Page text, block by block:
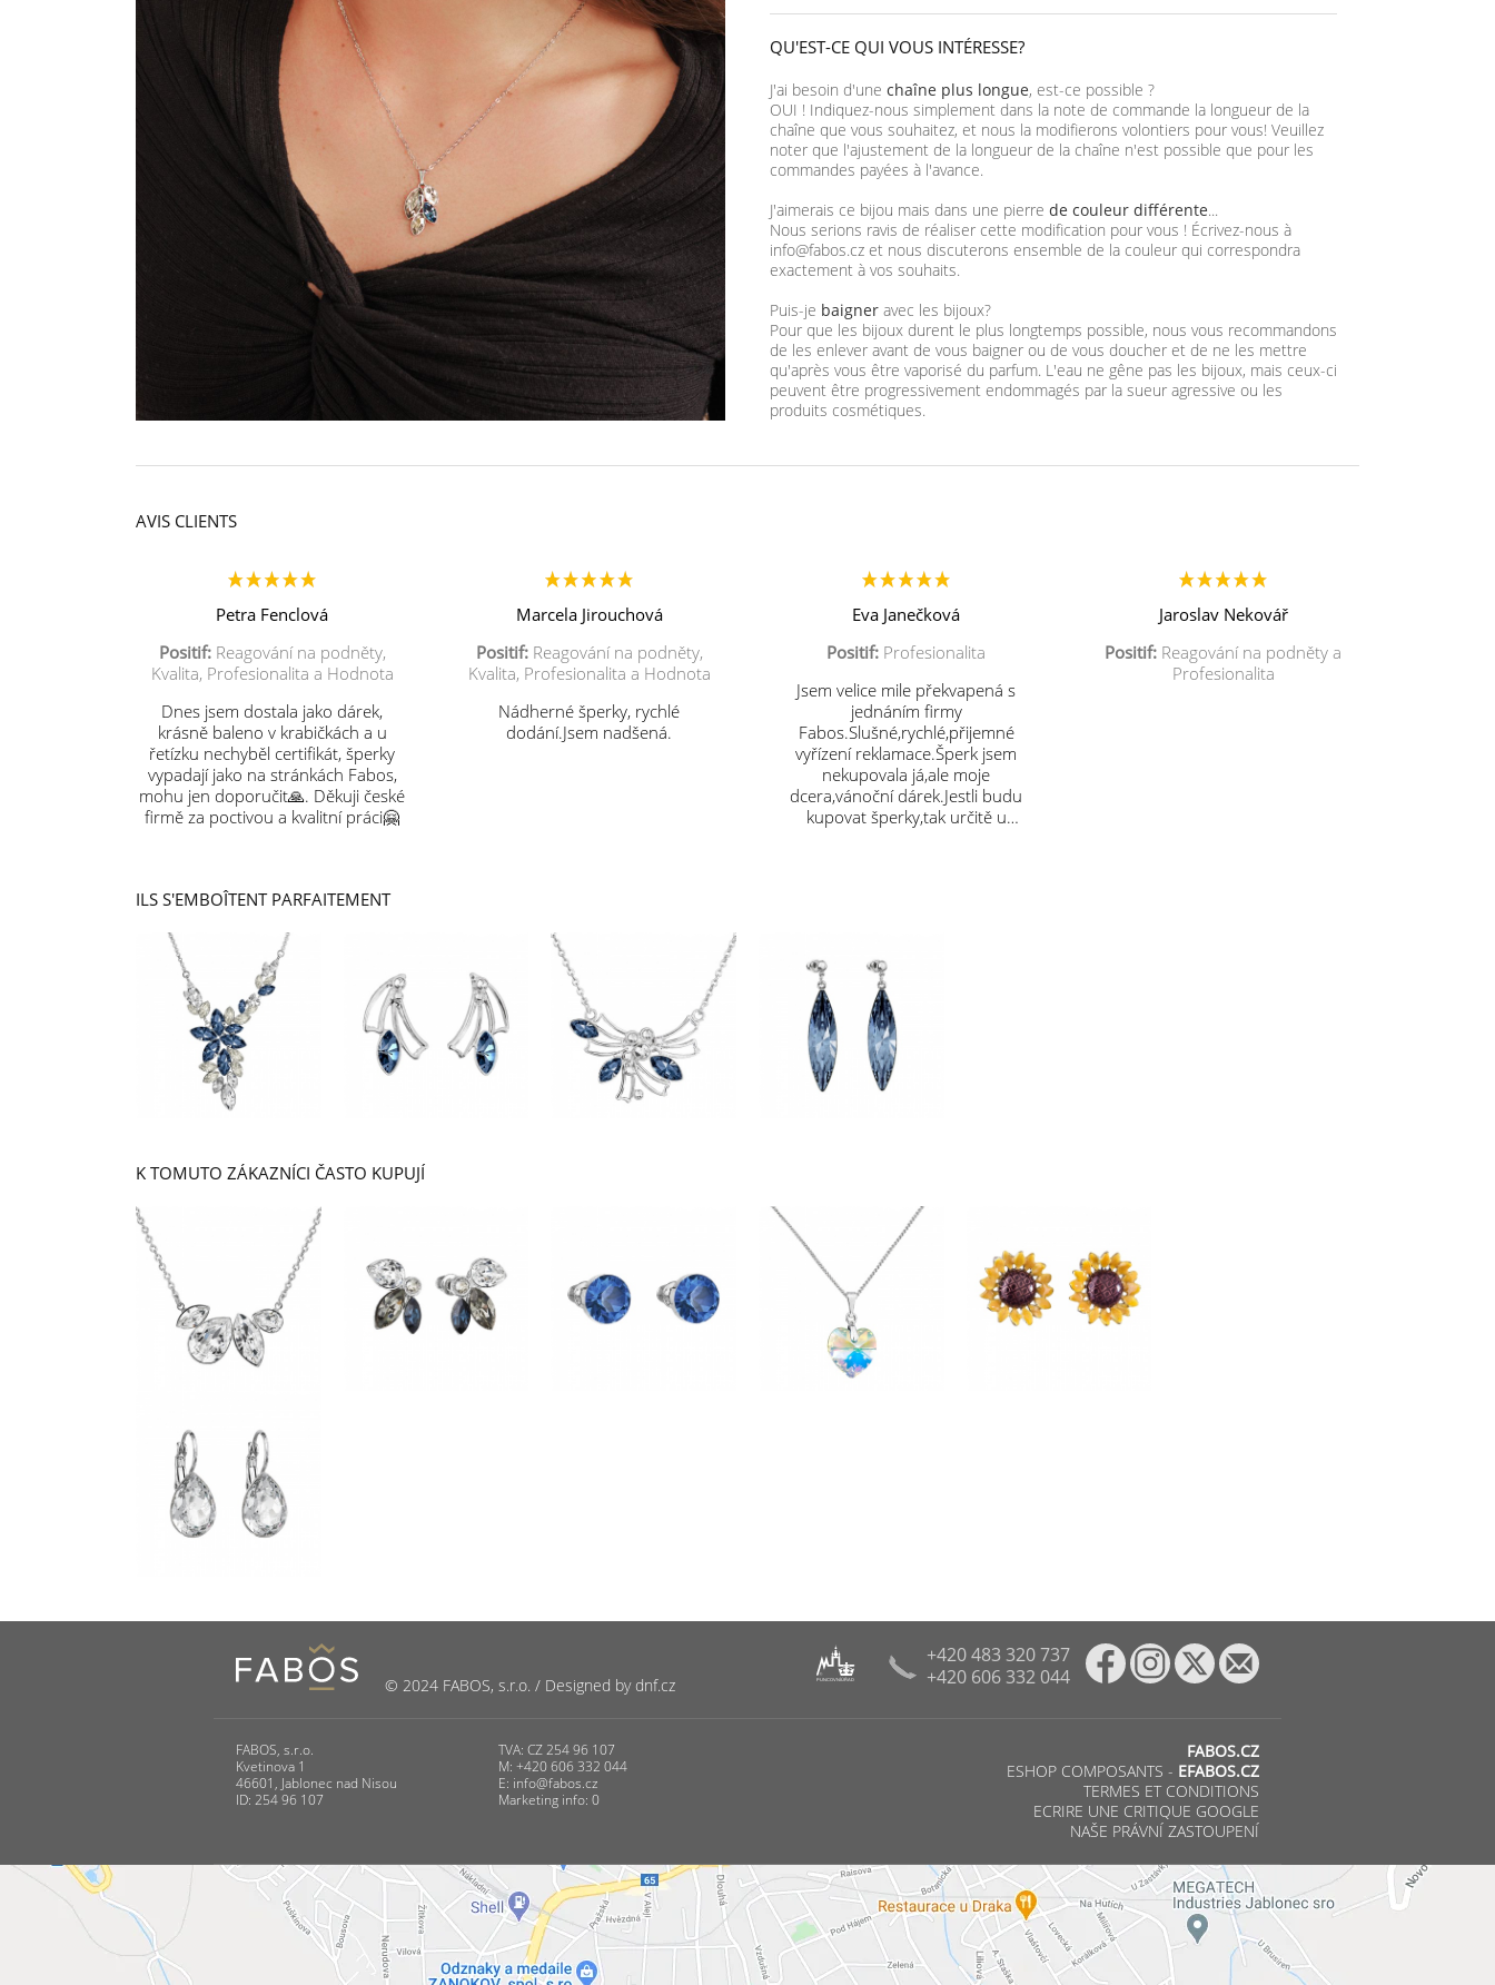
QU'EST-CE QUI VOUS INTÉRESSE?
J'ai besoin d'une chaîne plus longue, est-ce possible ?
OUI ! Indiquez-nous simplement dans la note de commande la longueur de la
chaîne que vous souhaitez, et nous la modifierons volontiers pour vous! Veuillez
noter que l'ajustement de la longueur de la chaîne n'est possible que pour les
commandes payées à l'avance.
J'aimerais ce bijou mais dans une pierre de couleur différente...
Nous serions ravis de réaliser cette modification pour vous ! Écrivez-nous à
info@fabos.cz et nous discuterons ensemble de la couleur qui correspondra
exactement à vos souhaits.
Puis-je baigner avec les bijoux?
Pour que les bijoux durent le plus longtemps possible, nous vous recommandons
de les enlever avant de vous baigner ou de vous doucher et de ne les mettre
qu'après vous être vaporisé du parfum. L'eau ne gêne pas les bijoux, mais ceux-ci
peuvent être progressivement endommagés par la sueur agressive ou les
produits cosmétiques.
AVIS CLIENTS
Petra Fenclová
Positif:Reagování na podněty,
Kvalita, Profesionalita a Hodnota
Dnes jsem dostala jako dárek,
krásně baleno v krabičkách a u
řetízku nechyběl certifikát, šperky
vypadají jako na stránkách Fabos,
mohu jen doporučit🙏. Děkuji české
firmě za poctivou a kvalitní práci🤗
Marcela Jirouchová
Positif:Reagování na podněty,
Kvalita, Profesionalita a Hodnota
Nádherné šperky, rychlé
dodání.Jsem nadšená.
Eva Janečková
Positif: Profesionalita
Jsem velice mile překvapená s
jednáním firmy
Fabos.Slušné,rychlé,přijemné
vyřízení reklamace.Šperk jsem
nekupovala já,ale moje
dcera,vánoční dárek.Jestli budu
kupovat šperky,tak určitě u
Jaroslav Nekovář
Positif: Reagování na podněty a
Profesionalita
ILS S'EMBOÎTENT PARFAITEMENT
K TOMUTO ZÁKAZNÍCI ČASTO KUPUJÍ
© 2024 FABOS, s.r.o. / Designed by dnf.cz PUNCOVNÍ ÚŘAD
+420 483 320 737
+420 606 332 044
FABOS, s.r.o.
Kvetinova 1
46601, Jablonec nad Nisou
ID: 254 96 107
TVA: CZ 254 96 107
M: +420 606 332 044
E: info@fabos.cz
Marketing info: 0
FABOS.CZ
ESHOP COMPOSANTS - EFABOS.CZ
TERMES ET CONDITIONS
ECRIRE UNE CRITIQUE GOOGLE
NAŠE PRÁVNÍ ZASTOUPENÍ